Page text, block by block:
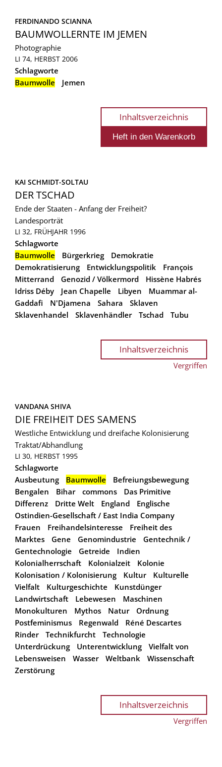
FERDINANDO SCIANNA
BAUMWOLLERNTE IM JEMEN
Photographie
LI 74, HERBST 2006
Schlagworte
Baumwolle
Jemen
Inhaltsverzeichnis
KAI SCHMIDT-SOLTAU
DER TSCHAD
Ende der Staaten - Anfang der Freiheit?
Landesporträt
LI 32, FRÜHJAHR 1996
Schlagworte
Baumwolle
Bürgerkrieg
Demokratie
Demokratisierung
Entwicklungspolitik
François
Mitterrand
Genozid / Völkermord
Hissène Habrés
Idriss Déby
Jean Chapelle Libyen
Muammar al-
Gaddafi
N'Djamena Sahara
Sklaven
Sklavenhandel
Sklavenhändler Tschad Tubu
Inhaltsverzeichnis
Vergriffen
VANDANA SHIVA
DIE FREIHEIT DES SAMENS
Westliche Entwicklung und dreifache Kolonisierung
Traktat/Abhandlung
LI 30, HERBST 1995
Schlagworte
Ausbeutung
Baumwolle
Befreiungsbewegung
Bengalen
Bihar commons
Das Primitive
Differenz
Dritte Welt England
Englische
Ostindien-Gesellschaft / East India Company
Frauen
Freihandelsinteresse
Freiheit des
Marktes
Gene Genomindustrie
Gentechnik /
Gentechnologie
Getreide
Indien
Kolonialherrschaft
Kolonialzeit
Kolonie
Kolonisation / Kolonisierung
Kultur
Kulturelle
Vielfalt
Kulturgeschichte
Kunstdünger
Landwirtschaft
Lebewesen
Maschinen
Monokulturen
Mythos Natur
Ordnung
Postfeminismus
Regenwald
Réné Descartes
Rinder
Technikfurcht
Technologie
Unterdrückung
Unterentwicklung
Vielfalt von
Lebensweisen
Wasser Weltbank
Wissenschaft
Zerstörung
Inhaltsverzeichnis
Vergriffen